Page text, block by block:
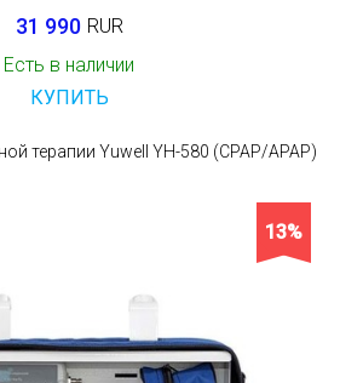
31 990 RUR
Есть в наличии
КУПИТЬ
терапии Yuwell YH-580 (CPAP/APAP)
13%